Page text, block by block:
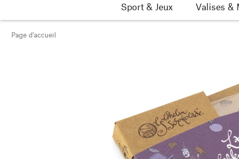
Sport & Jeux
Valises &
Page d'accueil